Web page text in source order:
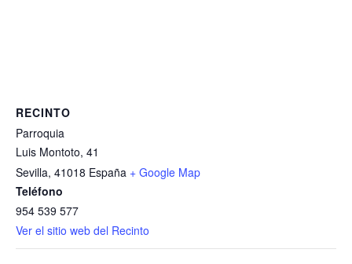
RECINTO
Parroquia
Luis Montoto, 41
Sevilla, 41018 España + Google Map
Teléfono
954 539 577
Ver el sitio web del Recinto